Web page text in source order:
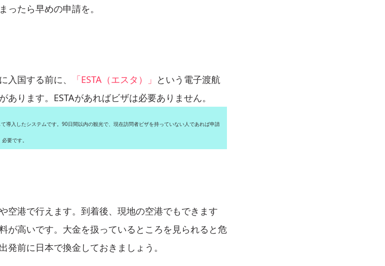
ったら早めの申請を。
入国する前に、 「ESTA（エスタ）」 という電子渡航
ります。ESTAがあればビザは必要ありません。
導入したシステムです。90日間以内の観光で、現在訪問者ビザを持っていない人であれば申請
要です。
空港で行えます。到着後、現地の空港でもできます
が高いです。大金を扱っているところを見られると危
前に日本で換金しておきましょう。